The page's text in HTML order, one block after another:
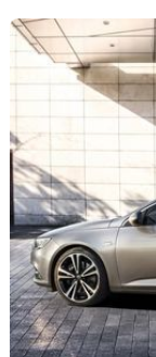
Electriques
Utilitaires
Flottes
Auto
Services
Forum
Moto